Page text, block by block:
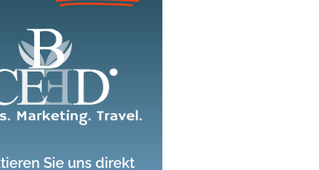
Sie uns direkt